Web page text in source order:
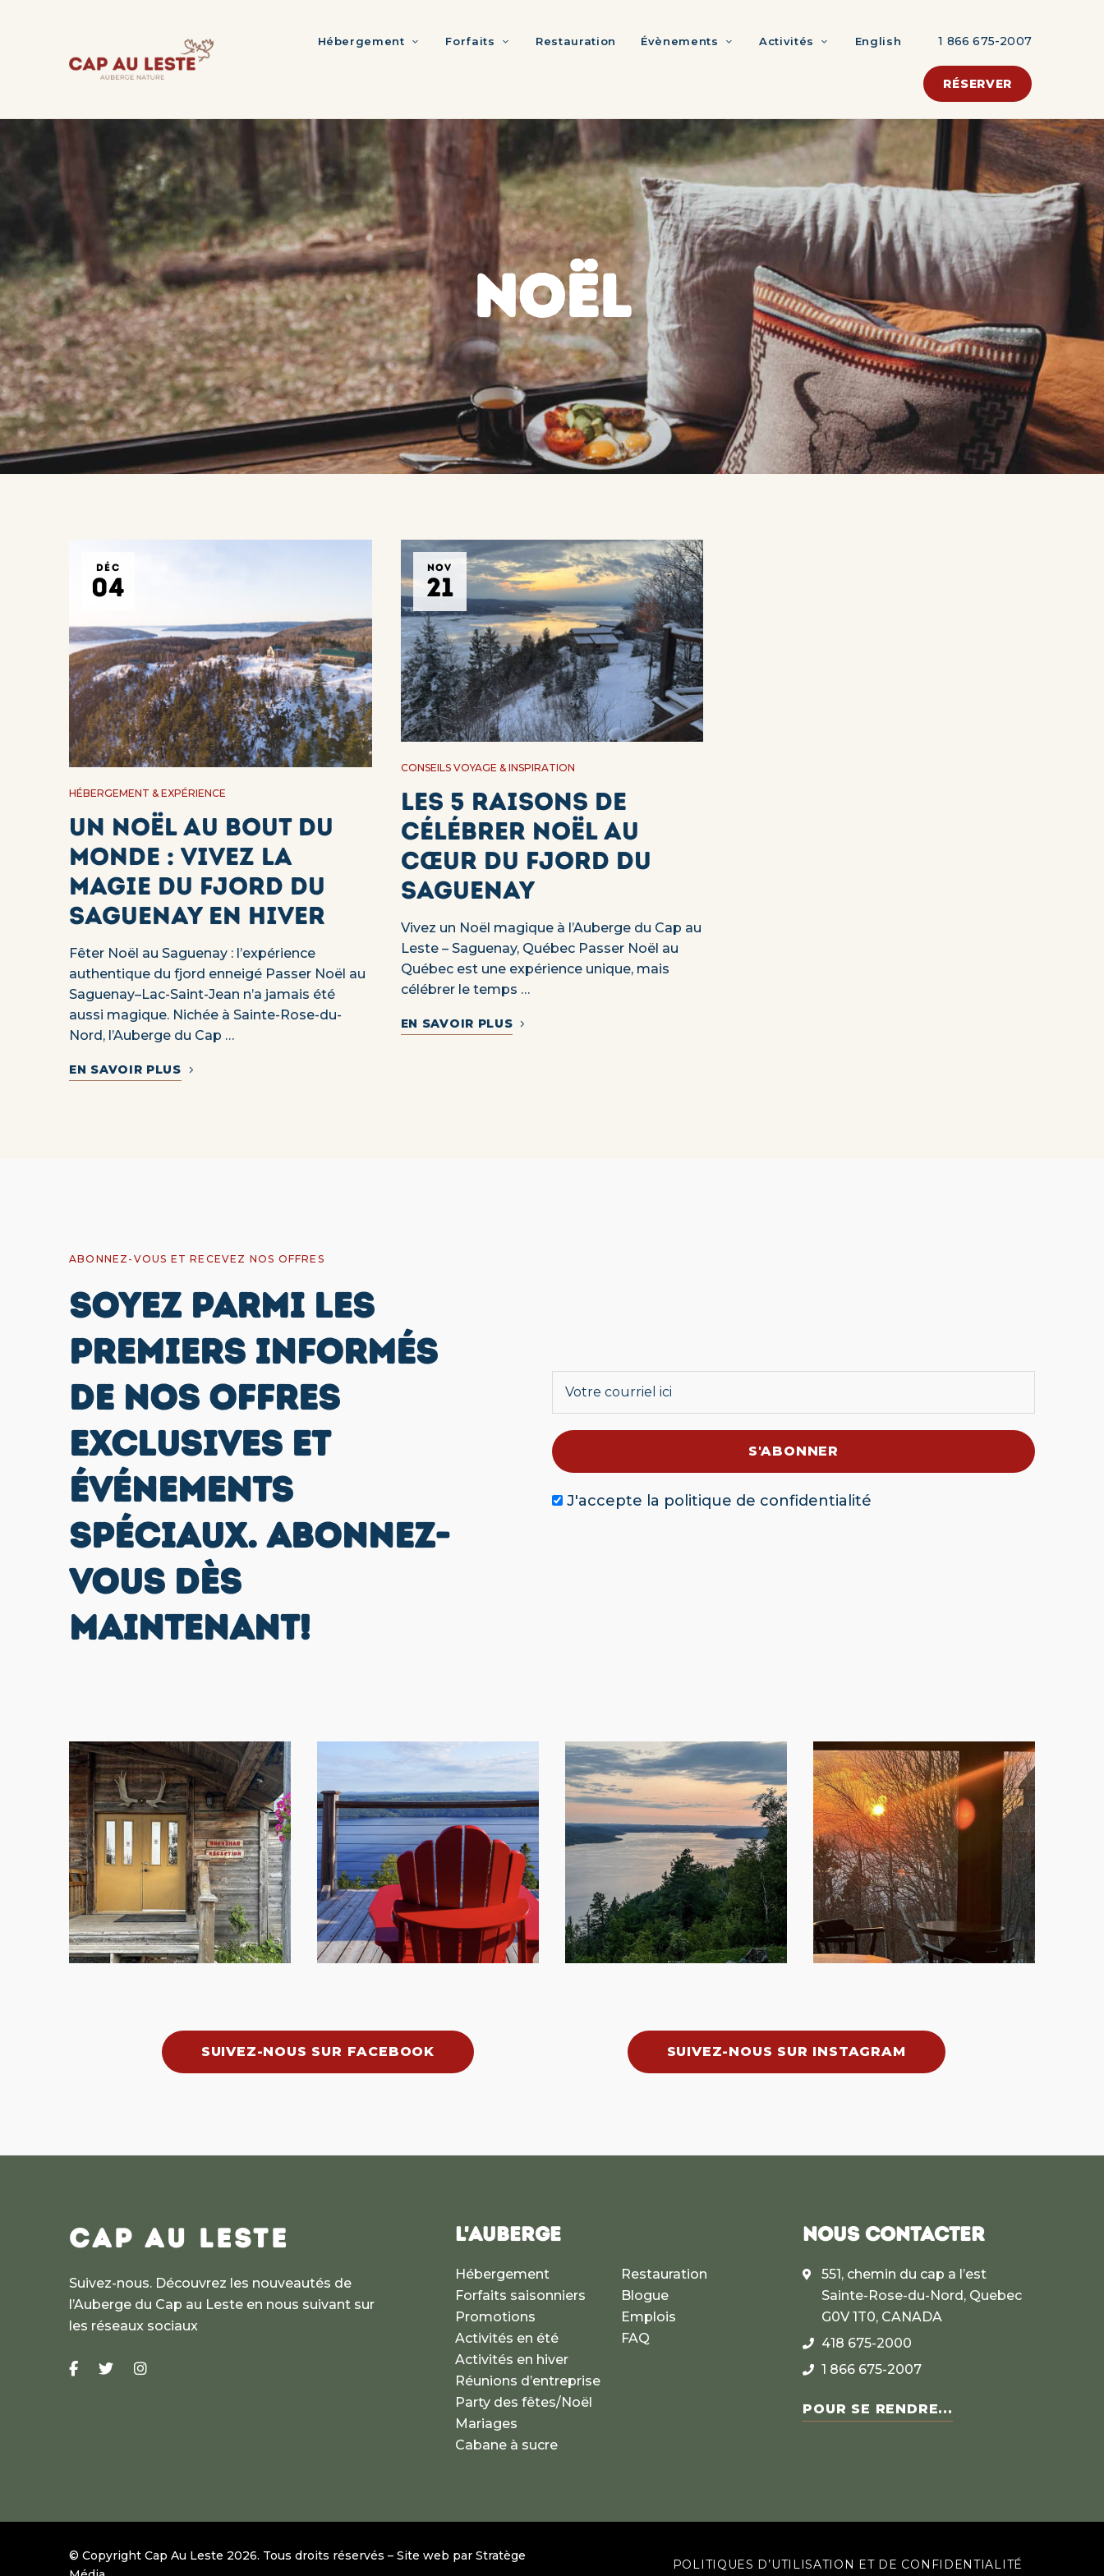
Hébergement Forfaits Restauration Évènements Activités English 1 866 675-2007
RÉSERVER
NOËL
DÉC
04
HÉBERGEMENT & EXPÉRIENCE
Un Noël au bout du
monde : vivez la
magie du fjord du
Saguenay en hiver
Fêter Noël au Saguenay : l’expérience
authentique du fjord enneigé Passer Noël au
Saguenay–Lac-Saint-Jean n’a jamais été
aussi magique. Nichée à Sainte-Rose-du-
Nord, l’Auberge du Cap …
EN SAVOIR PLUS
NOV
21
CONSEILS VOYAGE & INSPIRATION
Les 5 raisons de
célébrer Noël au
cœur du Fjord du
Saguenay
Vivez un Noël magique à l’Auberge du Cap au
Leste – Saguenay, Québec Passer Noël au
Québec est une expérience unique, mais
célébrer le temps …
EN SAVOIR PLUS
ABONNEZ-VOUS ET RECEVEZ NOS OFFRES
SOYEZ PARMI LES
PREMIERS INFORMÉS
DE NOS OFFRES
EXCLUSIVES ET
ÉVÉNEMENTS
SPÉCIAUX. ABONNEZ-
VOUS DÈS
MAINTENANT!
J'accepte la politique de confidentialité
SUIVEZ-NOUS SUR FACEBOOK SUIVEZ-NOUS SUR INSTAGRAM
CAP AU LESTE
Suivez-nous. Découvrez les nouveautés de
l’Auberge du Cap au Leste en nous suivant sur
les réseaux sociaux
L'AUBERGE
Hébergement
Forfaits saisonniers
Promotions
Activités en été
Activités en hiver
Réunions d’entreprise
Party des fêtes/Noël
Mariages
Cabane à sucre
Restauration
Blogue
Emplois
FAQ
NOUS CONTACTER
551, chemin du cap a l’est
Sainte-Rose-du-Nord, Quebec
G0V 1T0, CANADA
418 675-2000
1 866 675-2007
POUR SE RENDRE...
© Copyright Cap Au Leste 2026. Tous droits réservés – Site web par Stratège
POLITIQUES D’UTILISATION ET DE CONFIDENTIALITÉ